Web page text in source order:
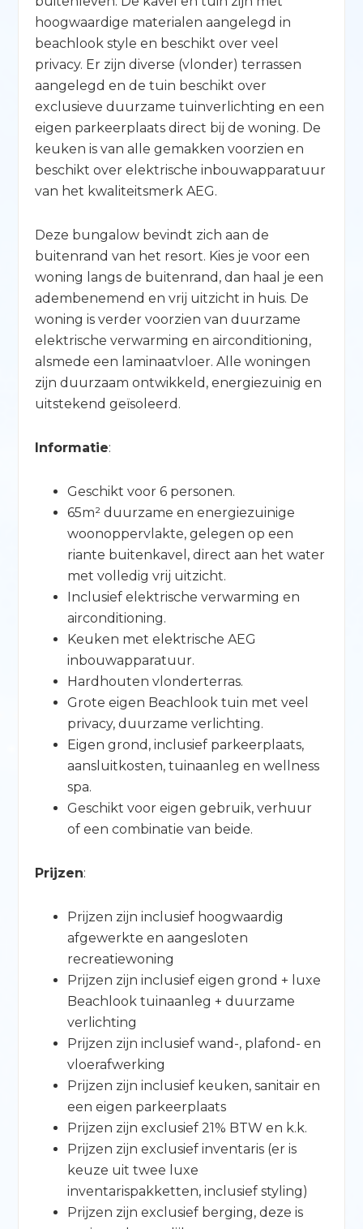
hoogwaardige materialen aangelegd in
beachlook style en beschikt over veel
privacy. Er zijn diverse (vlonder) terrassen
aangelegd en de tuin beschikt over
exclusieve duurzame tuinverlichting en een
eigen parkeerplaats direct bij de woning. De
keuken is van alle gemakken voorzien en
beschikt over elektrische inbouwapparatuur
van het kwaliteitsmerk AEG.
Deze bungalow bevindt zich aan de
buitenrand van het resort. Kies je voor een
woning langs de buitenrand, dan haal je een
adembenemend en vrij uitzicht in huis. De
woning is verder voorzien van duurzame
elektrische verwarming en airconditioning,
alsmede een laminaatvloer. Alle woningen
zijn duurzaam ontwikkeld, energiezuinig en
uitstekend geïsoleerd.
Informatie:
Geschikt voor 6 personen.
65m² duurzame en energiezuinige
woonoppervlakte, gelegen op een
riante buitenkavel, direct aan het water
met volledig vrij uitzicht.
Inclusief elektrische verwarming en
airconditioning.
Keuken met elektrische AEG
inbouwapparatuur.
Hardhouten vlonderterras.
Grote eigen Beachlook tuin met veel
privacy, duurzame verlichting.
Eigen grond, inclusief parkeerplaats,
aansluitkosten, tuinaanleg en wellness
spa.
Geschikt voor eigen gebruik, verhuur
of een combinatie van beide.
Prijzen:
Prijzen zijn inclusief hoogwaardig
afgewerkte en aangesloten
recreatiewoning
Prijzen zijn inclusief eigen grond + luxe
Beachlook tuinaanleg + duurzame
verlichting
Prijzen zijn inclusief wand-, plafond- en
vloerafwerking
Prijzen zijn inclusief keuken, sanitair en
een eigen parkeerplaats
Prijzen zijn exclusief 21% BTW en k.k.
Prijzen zijn exclusief inventaris (er is
keuze uit twee luxe
inventarispakketten, inclusief styling)
Prijzen zijn exclusief berging, deze is